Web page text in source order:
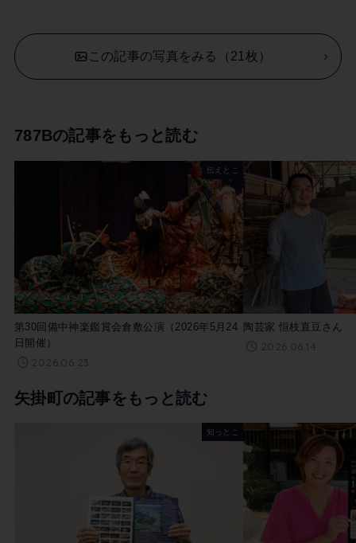
この記事の写真をみる（21枚）
787Bの記事をもっと読む
伝えとこ
第30回備中神楽鑑賞会倉敷公演（2026年5月24
日開催）
2026.06.23
陶芸家 恒枝直豆さん
2026.06.14
矢掛町の記事をもっと読む
知っとこ